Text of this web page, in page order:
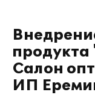
Салон
ИП